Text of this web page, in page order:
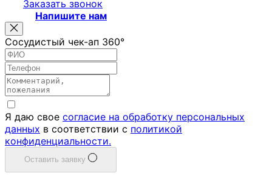
Заказать звонок
Напишите нам
Сосудистый чек-ап 360°
Я даю свое согласие на обработку персональных
данных в соответствии с политикой
конфиденциальности.
Оставить заявку